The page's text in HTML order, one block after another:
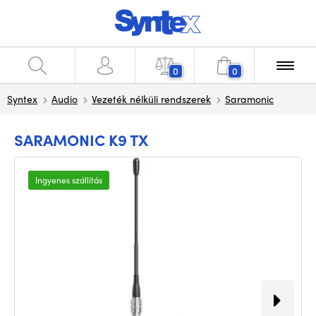
0 0
Syntex Audio Vezeték nélküli rendszerek Saramonic
SARAMONIC K9 TX
Ingyenes szállítás